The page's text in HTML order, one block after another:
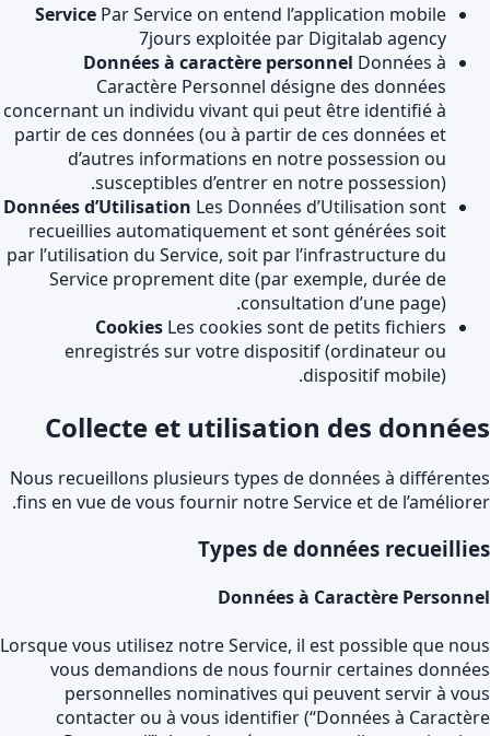
ServicePar Service on entend l’application mobile
7jours exploitée par Digitalab agency
Données à caractère personnelDonnées à
Caractère Personnel désigne des données
concernant un individu vivant qui peut être identifié à
partir de ces données (ou à partir de ces données et
d’autres informations en notre possession ou
susceptibles d’entrer en notre possession).
Données d’UtilisationLes Données d’Utilisation sont
recueillies automatiquement et sont générées soit
par l’utilisation du Service, soit par l’infrastructure du
Service proprement dite (par exemple, durée de
consultation d’une page).
CookiesLes cookies sont de petits fichiers
enregistrés sur votre dispositif (ordinateur ou
dispositif mobile).
Collecte et utilisation des
Nous recueillons plusieurs types de données à
fins en vue de vous fournir notre Service et de
Types de données
Données à Caractère
Lorsque vous utilisez notre Service, il est possible que
vous demandions de nous fournir certaines
personnelles nominatives qui peuvent servir à
contacter ou à vous identifier (“Données à